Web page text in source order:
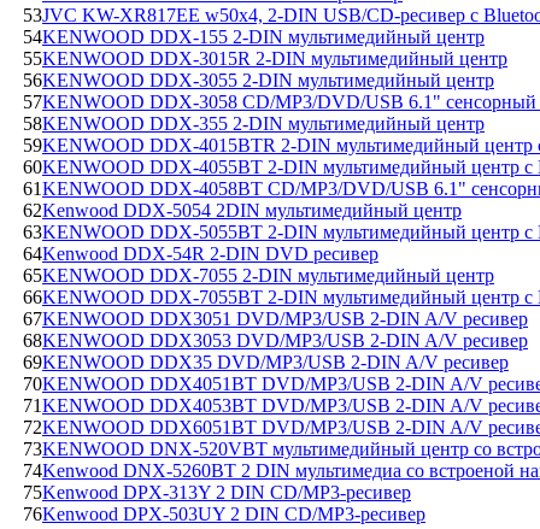
53JVC KW-XR817EE w50х4, 2-DIN USB/CD-ресивер с
54KENWOOD DDX-155 2-DIN мультимедийный центр
55KENWOOD DDX-3015R 2-DIN мультимедийный центр
56KENWOOD DDX-3055 2-DIN мультимедийный центр
57KENWOOD DDX-3058 CD/MP3/DVD/USB 6.1" сенсорный
58KENWOOD DDX-355 2-DIN мультимедийный центр
59KENWOOD DDX-4015BTR 2-DIN мультимедийный центр
60KENWOOD DDX-4055BT 2-DIN мультимедийный центр с
61KENWOOD DDX-4058BT CD/MP3/DVD/USB 6.1"
62Kenwood DDX-5054 2DIN мультимедийный центр
63KENWOOD DDX-5055BT 2-DIN мультимедийный центр с
64Kenwood DDX-54R 2-DIN DVD ресивер
65KENWOOD DDX-7055 2-DIN мультимедийный центр
66KENWOOD DDX-7055BT 2-DIN мультимедийный центр с
67KENWOOD DDX3051 DVD/MP3/USB 2-DIN A/V ресивер
68KENWOOD DDX3053 DVD/MP3/USB 2-DIN A/V ресивер
69KENWOOD DDX35 DVD/MP3/USB 2-DIN A/V ресивер
70KENWOOD DDX4051BT DVD/MP3/USB 2-DIN A/V
71KENWOOD DDX4053BT DVD/MP3/USB 2-DIN A/V
72KENWOOD DDX6051BT DVD/MP3/USB 2-DIN A/V
73KENWOOD DNX-520VBT мультимедийный центр со
74Kenwood DNX-5260BT 2 DIN мультимедиа со встроеной
75Kenwood DPX-313Y 2 DIN CD/MP3-ресивер
76Kenwood DPX-503UY 2 DIN CD/MP3-ресивер